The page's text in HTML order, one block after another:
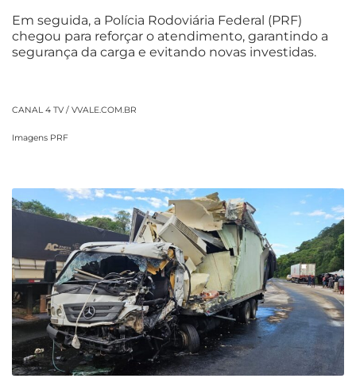
Em seguida, a Polícia Rodoviária Federal (PRF)
chegou para reforçar o atendimento, garantindo a
segurança da carga e evitando novas investidas.
CANAL 4 TV / VVALE.COM.BR
Imagens PRF